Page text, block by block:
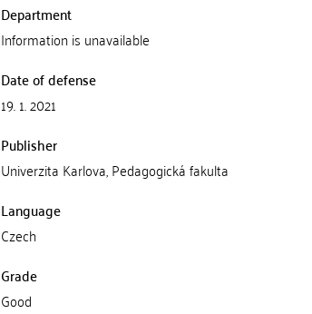
Department
Information is unavailable
Date of defense
19. 1. 2021
Publisher
Univerzita Karlova, Pedagogická fakulta
Language
Czech
Grade
Good